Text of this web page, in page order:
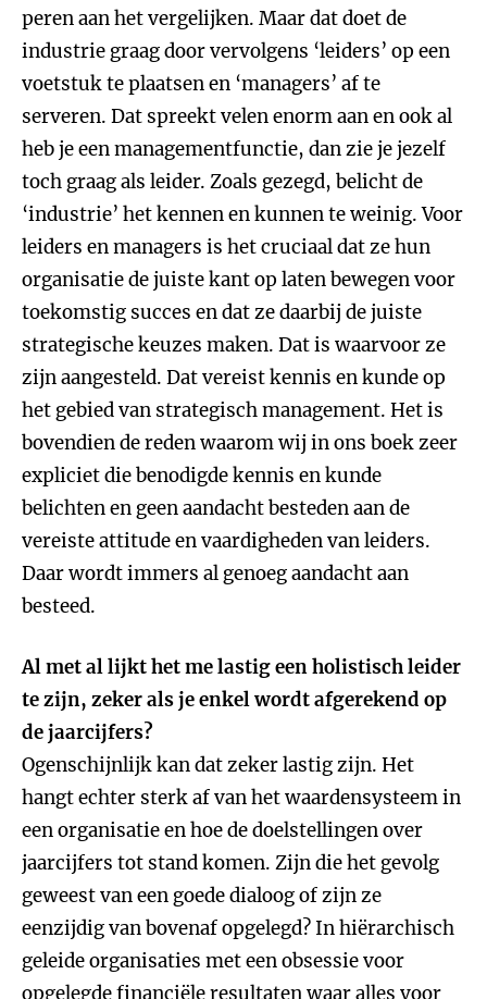
peren aan het vergelijken. Maar dat doet de
industrie graag door vervolgens ‘leiders’ op een
voetstuk te plaatsen en ‘managers’ af te
serveren. Dat spreekt velen enorm aan en ook al
heb je een managementfunctie, dan zie je jezelf
toch graag als leider. Zoals gezegd, belicht de
‘industrie’ het kennen en kunnen te weinig. Voor
leiders en managers is het cruciaal dat ze hun
organisatie de juiste kant op laten bewegen voor
toekomstig succes en dat ze daarbij de juiste
strategische keuzes maken. Dat is waarvoor ze
zijn aangesteld. Dat vereist kennis en kunde op
het gebied van strategisch management. Het is
bovendien de reden waarom wij in ons boek zeer
expliciet die benodigde kennis en kunde
belichten en geen aandacht besteden aan de
vereiste attitude en vaardigheden van leiders.
Daar wordt immers al genoeg aandacht aan
besteed.
Al met al lijkt het me lastig een holistisch leider
te zijn, zeker als je enkel wordt afgerekend op
de jaarcijfers?
Ogenschijnlijk kan dat zeker lastig zijn. Het
hangt echter sterk af van het waardensysteem in
een organisatie en hoe de doelstellingen over
jaarcijfers tot stand komen. Zijn die het gevolg
geweest van een goede dialoog of zijn ze
eenzijdig van bovenaf opgelegd? In hiërarchisch
geleide organisaties met een obsessie voor
opgelegde financiële resultaten waar alles voor